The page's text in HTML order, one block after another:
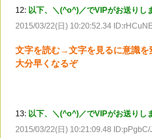
12: 以下、＼(^o^)／でVIPがお送りし
2015/03/22(日) 10:20:52.34
文字を読む→文字を見るに意識を
大分早くなるぞ
13: 以下、＼(^o^)／でVIPがお送りし
2015/03/22(日) 10:21:09.48 ID:pPgbC/